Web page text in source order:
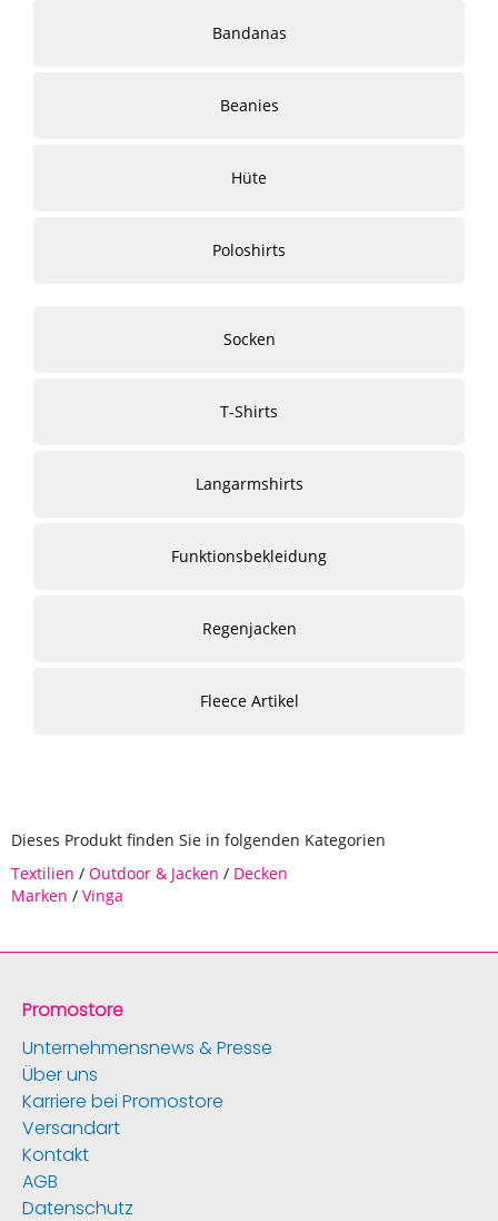
Bandanas
Beanies
Hüte
Poloshirts
Socken
T-Shirts
Langarmshirts
Funktionsbekleidung
Regenjacken
Fleece Artikel
Dieses Produkt finden Sie in folgenden Kategorien
Textilien / Outdoor & Jacken / Decken
Marken / Vinga
Promostore
Unternehmensnews & Presse
Über uns
Karriere bei Promostore
Versandart
Kontakt
AGB
Datenschutz